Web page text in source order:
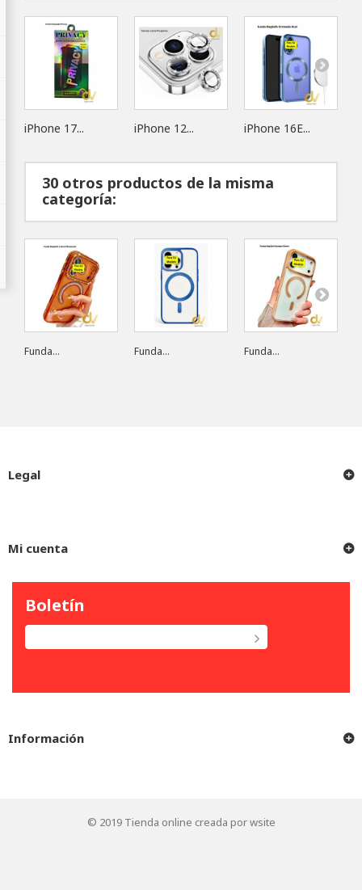
iPhone 17... iPhone 12... iPhone 16E...
30 otros productos de la misma
categoría:
Funda... Funda... Funda...
Legal
© 2019 Tienda online creada por wsite
Mi cuenta
Boletín
Información